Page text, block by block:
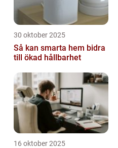
30 oktober 2025
Så kan smarta hem bidra
till ökad hållbarhet
16 oktober 2025